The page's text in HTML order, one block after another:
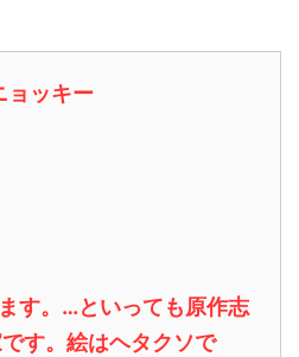
ッキー
す。…といっても原作志
す。絵はヘタクソで